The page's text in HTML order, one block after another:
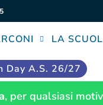
LA
Day A.S. 26/27
, per qualsiasi